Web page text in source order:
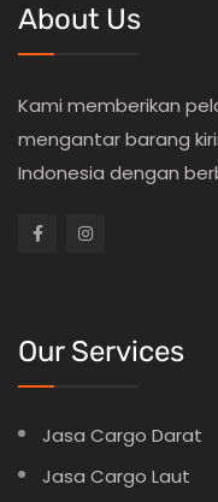
About Us
Kami memberikan
mengantar barang
Indonesia dengan
Our Services
Jasa Cargo Darat
Jasa Cargo Laut